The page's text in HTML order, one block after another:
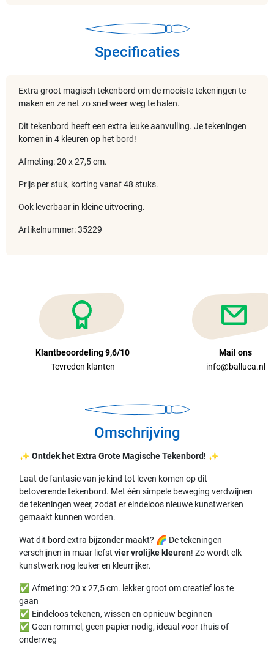
Specificaties
Extra groot magisch tekenbord om de mooiste tekeningen te
maken en ze net zo snel weer weg te halen.
Dit tekenbord heeft een extra leuke aanvulling. Je tekeningen
komen in 4 kleuren op het bord!
Afmeting: 20 x 27,5 cm.
Prijs per stuk, korting vanaf 48 stuks.
Ook leverbaar in kleine uitvoering.
Artikelnummer: 35229
Klantbeoordeling 9,6/10
Tevreden klanten
Mail ons
info@balluca.nl
Omschrijving
✨Ontdek het Extra Grote Magische Tekenbord! ✨
Laat de fantasie van je kind tot leven komen op dit
betoverende tekenbord. Met één simpele beweging verdwijnen
de tekeningen weer, zodat er eindeloos nieuwe kunstwerken
gemaakt kunnen worden.
Wat dit bord extra bijzonder maakt? 🌈 De tekeningen
verschijnen in maar liefstvier vrolijke kleuren! Zo wordt elk
kunstwerk nog leuker en kleurrijker.
✅ Afmeting: 20 x 27,5 cm. lekker groot om creatief los te
gaan
✅ Eindeloos tekenen, wissen en opnieuw beginnen
✅ Geen rommel, geen papier nodig, ideaal voor thuis of
onderweg